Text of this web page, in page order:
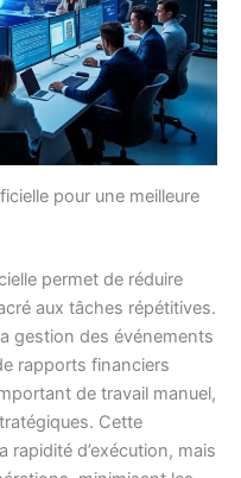
pour une meilleure
permet de réduire
aux tâches répétitives.
gestion des événements
rapports financiers
de travail manuel,
Cette
d’exécution, mais